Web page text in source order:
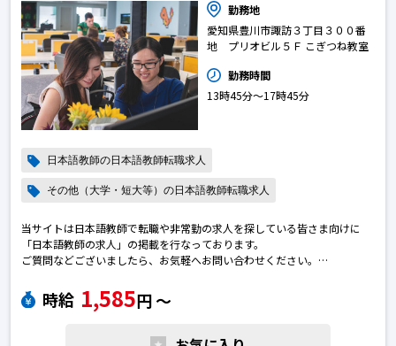
勤務地
愛知県豊川市諏訪３丁目３００番
地 プリオビル５Ｆ こぎつね教室
勤務時間
13時45分〜17時45分
日本語教師の日本語教師転職求人
その他（大学・短大等）の日本語教師転職求人
当サイトは日本語教師で転職や非常勤の求人を探している皆さま向けに
「日本語教師の求人」の掲載を行なっております。
ご質問などございましたら、お気軽へお問い合わせください。
※求人によっては募集が終了している場合がございます。予めご了承下さ
い。日本語教師の転職求人
時給 1,585円 〜